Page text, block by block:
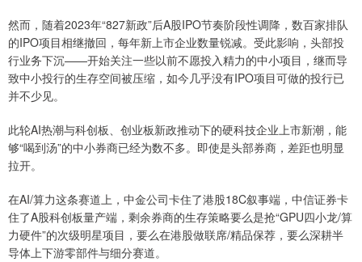
然而，随着2023年“827新政”后A股IPO节奏阶段性调降，数百家排队
的IPO项目相继撤回，每年新上市企业数量锐减。受此影响，头部投
行业务下沉——开始关注一些以前不愿投入精力的中小项目，继而导
致中小投行的生存空间被压缩，如今几乎没有IPO项目可做的投行已
并不少见。
此轮AI热潮与科创板、创业板新政推动下的硬科技企业上市新潮，能
够“喝到汤”的中小券商已经为数不多。即使是头部券商，差距也明显
拉开。
在AI/算力这条赛道上，中金公司卡住了港股18C叙事端，中信证券卡
住了A股科创板量产端，剩余券商的生存策略要么是抢“GPU四小龙/算
力硬件”的次级明星项目，要么在港股做联席/精品保荐，要么深耕半
导体上下游零部件与细分赛道。